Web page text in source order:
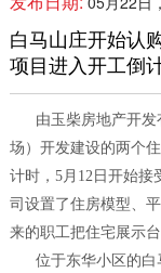
白马山庄开始认
项目进入开工倒
由玉柴房地产开发
场）开发建设的两个
计时，5月12日开始接
司设置了住房模型、
来的职工把住宅展示
位于东华小区的白